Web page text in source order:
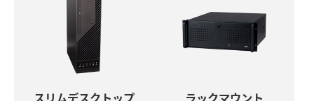
スリムデスクトップ ラックマウント